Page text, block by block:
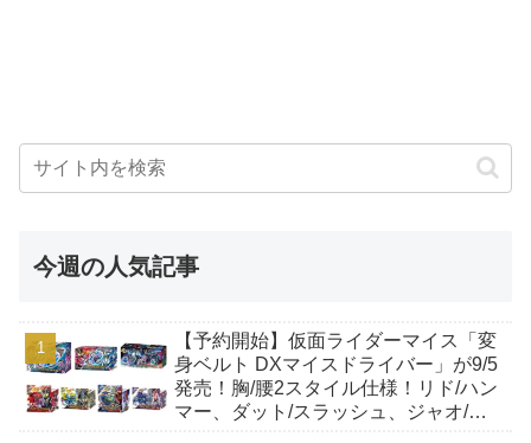
今週の人気記事
【予約開始】仮面ライダーマイス「変
身ベルト DXマイスドライバー」が9/5
発売！胸/腰2スタイル仕様！リド/ハン
マー、ダット/スラッシュ、ジャオ/バ